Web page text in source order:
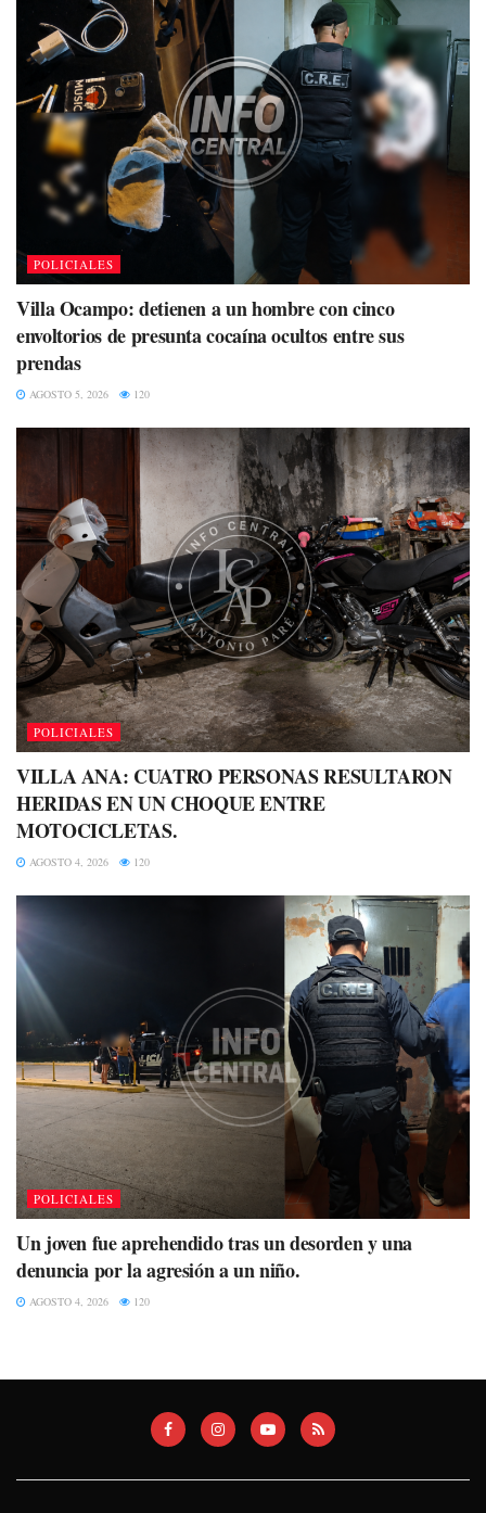
POLICIALES
Villa Ocampo: detienen a un hombre con cinco
envoltorios de presunta cocaína ocultos entre sus
prendas
AGOSTO 5, 2026 120
POLICIALES
VILLA ANA: CUATRO PERSONAS RESULTARON
HERIDAS EN UN CHOQUE ENTRE
MOTOCICLETAS.
AGOSTO 4, 2026 120
POLICIALES
Un joven fue aprehendido tras un desorden y una
denuncia por la agresión a un niño.
AGOSTO 4, 2026 120